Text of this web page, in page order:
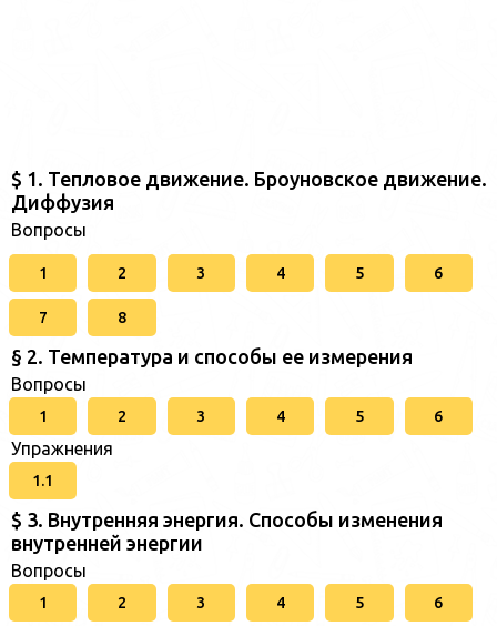
$ 1. Тепловое движение. Броуновское движение.
Диффузия
Вопросы
1 2 3 4 5 6
7 8
§ 2. Температура и способы ее измерения
Вопросы
1 2 3 4 5 6
Упражнения
1.1
$ 3. Внутренняя энергия. Способы изменения
внутренней энергии
Вопросы
1 2 3 4 5 6